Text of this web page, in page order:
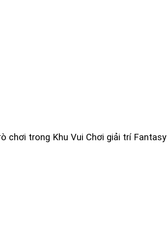
chơi trong Khu Vui Chơi giải trí Fantasy